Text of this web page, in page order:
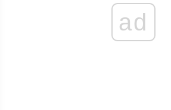
ad